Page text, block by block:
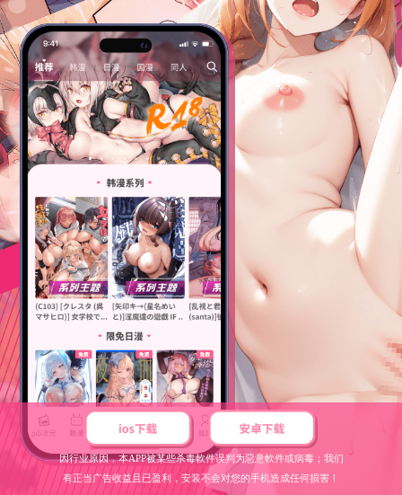
因行业原因，本APP被某些杀毒軟件误判为惡意軟件或病毒；我们
有正当广告收益且已盈利，安装不会对您的手机造成任何损害！